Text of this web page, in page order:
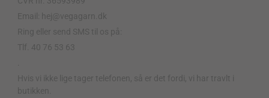
Email: hej@vegagarn.dk
Ring eller send SMS til os på:
Tlf. 40 76 53 63
Hvis vi ikke lige tager telefonen, så er det fordi, vi har travlt i
butikken.